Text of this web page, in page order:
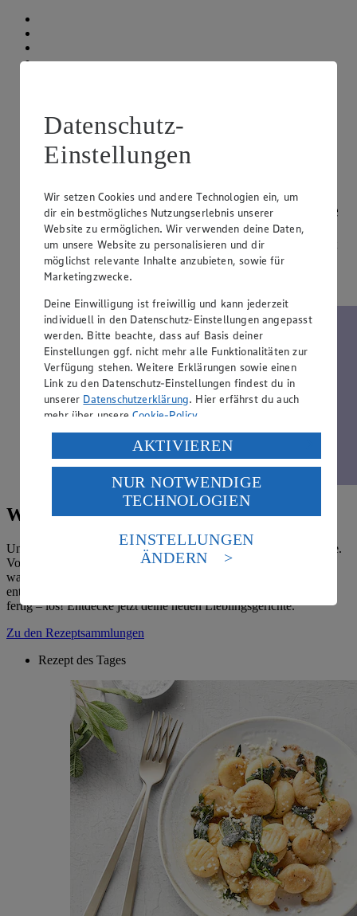
Im August: 50% auf Obst & Gemüse
50 % auf Obst & Gemüse sichern – bei 180 € Einkaufswert
im August.
Jetzt entdecken
Wir 💛 Rezepte
Unsere vielfältigen Rezepte bringen Abwechslung in deine Küche.
Von Frühstück bis Mitternachtssnack, Drinks oder Desserts: Hier
warten echte Klassiker und neue Food-Trends darauf, von dir
entdeckt zu werden. Worauf wartest du noch? An die Kochlöffel,
fertig – los! Entdecke jetzt deine neuen Lieblingsgerichte.
Zu den Rezeptsammlungen
Rezept des Tages
Datenschutz-
Einstellungen
Wir setzen Cookies und andere Technologien ein, um
dir ein bestmögliches Nutzungserlebnis unserer
Website zu ermöglichen. Wir verwenden deine Daten,
um unsere Website zu personalisieren und dir
möglichst relevante Inhalte anzubieten, sowie für
Marketingzwecke.
Deine Einwilligung ist freiwillig und kann jederzeit
individuell in den Datenschutz-Einstellungen angepasst
werden. Bitte beachte, dass auf Basis deiner
Einstellungen ggf. nicht mehr alle Funktionalitäten zur
Verfügung stehen. Weitere Erklärungen sowie einen
Link zu den Datenschutz-Einstellungen findest du in
unserer Datenschutzerklärung. Hier erfährst du auch
mehr über unsereCookie-Policy.
Verarbeitung deiner personenbezogenen Daten in den
USA durch Facebook und YouTube:
Wenn du auf „Aktivieren“ klickst, willigst du im Sinne
des Art. 49 Abs. 1 Satz 1 lit. a) DSGVO ein, dass deine
Daten in den USA verarbeitet werden. Der EuGH sieht
die USA als Land mit einem nach europäischen
Standards nicht angemessenen Datenschutzniveau an.
Es besteht das Risiko eines Zugriffs durch US-
Informationen zum Herausgeber der Seite findest du
AKTIVIEREN
NUR NOTWENDIGE
TECHNOLOGIEN
EINSTELLUNGEN
ÄNDERN